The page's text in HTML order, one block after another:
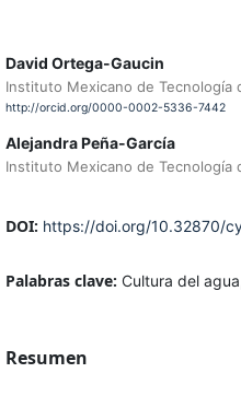
David Ortega-Gaucin
Instituto Mexicano de Tecnología
http://orcid.org/0000-0002-5336-7442
Alejandra Peña-García
Instituto Mexicano de Tecnología
DOI: https://doi.org/10.32870/
Palabras clave: Cultura del
Resumen